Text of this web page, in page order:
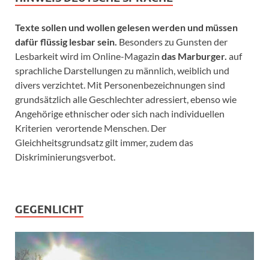
Texte sollen und wollen gelesen werden und müssen
dafür flüssig lesbar sein. Besonders zu Gunsten der
Lesbarkeit wird im Online-Magazin das Marburger. auf
sprachliche Darstellungen zu männlich, weiblich und
divers verzichtet. Mit Personenbezeichnungen sind
grundsätzlich alle Geschlechter adressiert, ebenso wie
Angehörige ethnischer oder sich nach individuellen
Kriterien verortende Menschen. Der
Gleichheitsgrundsatz gilt immer, zudem das
Diskriminierungsverbot.
GEGENLICHT